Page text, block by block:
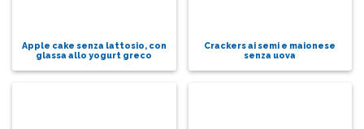
Apple cake senza lattosio, con
glassa allo yogurt greco
Crackers ai semi e maionese
senza uova